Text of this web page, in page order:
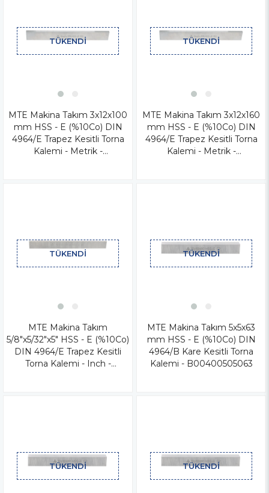
TÜKENDI
MTE Makina Takım 3x12x100
mm HSS - E (%10Co) DIN
4964/E Trapez Kesitli Torna
Kalemi - Metrik -
TÜKENDI
MTE Makina Takım 3x12x160
mm HSS - E (%10Co) DIN
4964/E Trapez Kesitli Torna
Kalemi - Metrik -
TÜKENDI
MTE Makina Takım
5/8"x5/32"x5" HSS - E (%10Co)
DIN 4964/E Trapez Kesitli
Torna Kalemi - Inch -
TÜKENDI
MTE Makina Takım 5x5x63
mm HSS - E (%10Co) DIN
4964/B Kare Kesitli Torna
Kalemi - B00400505063
TÜKENDI TÜKENDI